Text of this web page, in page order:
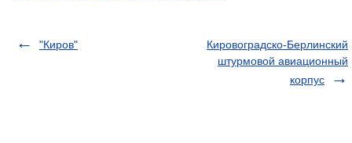
"Киров"
Кировоградско-Берлинский
штурмовой авиационный
корпус